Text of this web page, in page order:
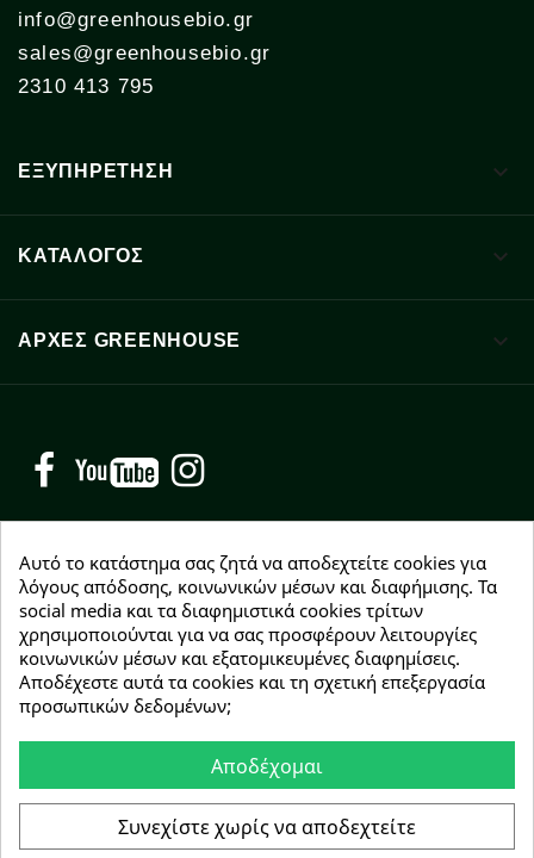
info@greenhousebio.gr
sales@greenhousebio.gr
2310 413 795
ΕΞΥΠΗΡΕΤΗΣΗ 
ΚΑΤΑΛΟΓΟΣ 
ΑΡΧΈΣ GREENHOUSE 
Facebook YouTube
NEWSLETTER
Εγγραφείτε δωρεάν και θα είστε οι πρώτοι που θα
λάβετε τα νέα μας γύρω από προσφορές, εκπτώσεις
και νέα προϊόντα.
Συμφωνώ με τουςόρους χρήσης
Αυτό το κατάστημα σας ζητά να αποδεχτείτε cookies για
λόγους απόδοσης, κοινωνικών μέσων και διαφήμισης. Τα
social media και τα διαφημιστικά cookies τρίτων
χρησιμοποιούνται για να σας προσφέρουν λειτουργίες
κοινωνικών μέσων και εξατομικευμένες διαφημίσεις.
Αποδέχεστε αυτά τα cookies και τη σχετική επεξεργασία
προσωπικών δεδομένων;
Αποδέχομαι
Συνεχίστε χωρίς να αποδεχτείτε